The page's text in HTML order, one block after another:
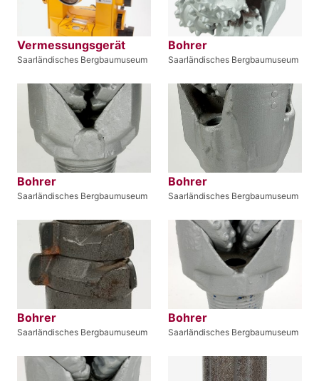
Vermessungsgerät
Saarländisches Bergbaumuseum
Bohrer
Saarländisches Bergbaumuseum
Bohrer
Saarländisches Bergbaumuseum
Bohrer
Saarländisches Bergbaumuseum
Bohrer
Saarländisches Bergbaumuseum
Bohrer
Saarländisches Bergbaumuseum